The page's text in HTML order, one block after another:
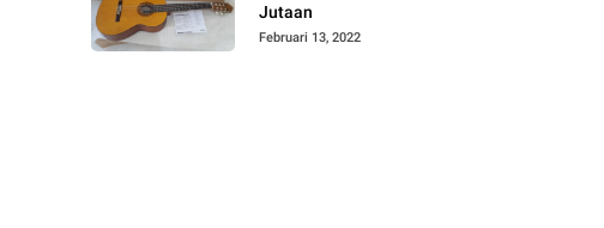
Jutaan
Februari 13, 2022